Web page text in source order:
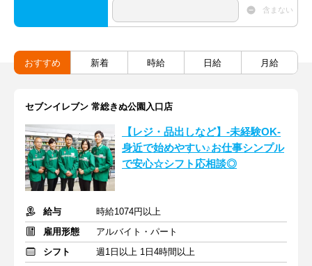
含まない
おすすめ 新着 時給 日給 月給
セブンイレブン 常総きぬ公園入口店
【レジ・品出しなど】-未経験OK-
身近で始めやすい♪お仕事シンプル
で安心☆シフト応相談◎
給与
時給1074円以上
雇用形態
アルバイト・パート
シフト
週1日以上 1日4時間以上